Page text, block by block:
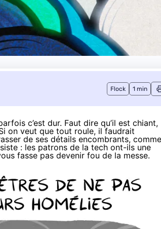
Flock 1 min
c’est dur. Faut dire qu’il est chiant,
on veut que tout roule, il faudrait
de ses détails encombrants,
: les patrons de la tech ont-ils une
fasse pas devenir fou de la messe.